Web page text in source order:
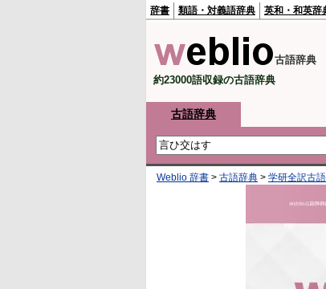
辞書 類語・対義語辞典 英和・和英辞
古語辞典
約23000語収録の古語辞典
古語辞典
Weblio 辞書 > 古語辞典 > 学研全訳古